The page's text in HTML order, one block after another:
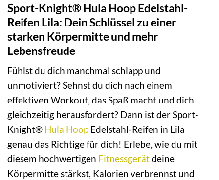
Sport-Knight® Hula Hoop Edelstahl-
Reifen Lila: Dein Schlüssel zu einer
starken Körpermitte und mehr
Lebensfreude
Fühlst du dich manchmal schlapp und
unmotiviert? Sehnst du dich nach einem
effektiven Workout, das Spaß macht und dich
gleichzeitig herausfordert? Dann ist der Sport-
Knight® Hula Hoop Edelstahl-Reifen in Lila
genau das Richtige für dich! Erlebe, wie du mit
diesem hochwertigen Fitnessgerätdeine
Körpermitte stärkst, Kalorien verbrennst und